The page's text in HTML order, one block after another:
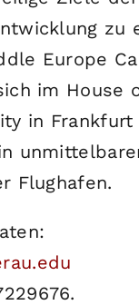
zu
Europe
im House
in Frankfurt
Flughafen.